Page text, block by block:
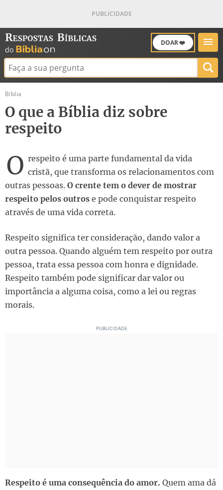
DOAR ❤️
Buscar:
Bíblia
O que a Bíblia diz sobre
respeito
O respeito é uma parte fundamental da vida
cristã, que transforma os relacionamentos com
outras pessoas. O crente tem o dever de mostrar
respeito pelos outros e pode conquistar respeito
através de uma vida correta.
Respeito significa ter consideração, dando valor a
outra pessoa. Quando alguém tem respeito por outra
pessoa, trata essa pessoa com honra e dignidade.
Respeito também pode significar dar valor ou
importância a alguma coisa, como a lei ou regras
morais.
Respeito é uma consequência do amor. Quem ama dá